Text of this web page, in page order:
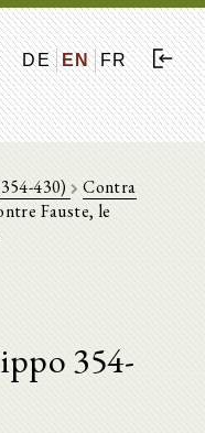
DE EN FR
430) Contra
Fauste, le
354-